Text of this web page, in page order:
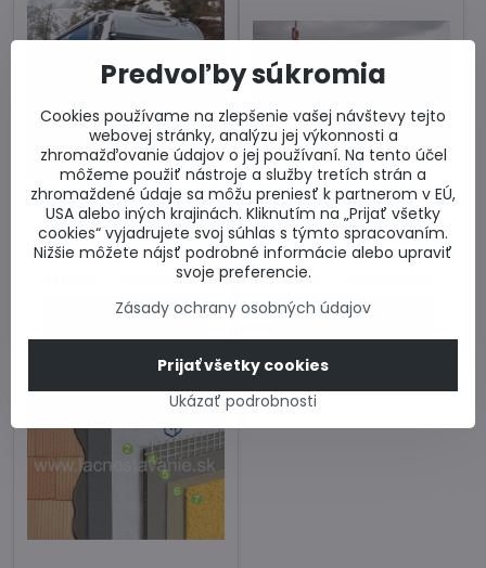
Doprava na stavbu
Doprava stavebného
materiálu PORFIX priamo na
stavbu(bez HR).
Skladom u dodávateľa
Zobraziť
Založenie stavby
Založenie stavby pri
objednávke tvárnic PORFIX.
Skladom u dodávateľa
Zobraziť
Predvoľby súkromia
Cookies používame na zlepšenie vašej návštevy tejto
webovej stránky, analýzu jej výkonnosti a
zhromažďovanie údajov o jej používaní. Na tento účel
môžeme použiť nástroje a služby tretích strán a
zhromaždené údaje sa môžu preniesť k partnerom v EÚ,
USA alebo iných krajinách. Kliknutím na „Prijať všetky
cookies“ vyjadrujete svoj súhlas s týmto spracovaním.
Nižšie môžete nájsť podrobné informácie alebo upraviť
svoje preferencie.
Zásady ochrany osobných údajov
Ukázať podrobnosti
Prijať všetky cookies